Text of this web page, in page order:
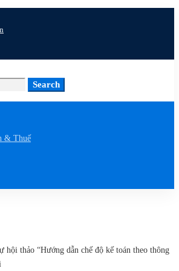
Search
& Thuế
hội thảo “Hướng dẫn chế độ kế toán theo thông